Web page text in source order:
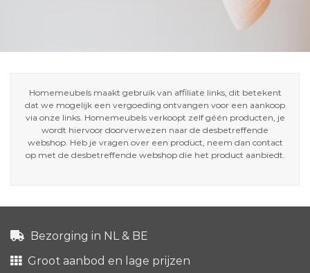
Homemeubels maakt gebruik van affiliate links, dit betekent
dat we mogelijk een vergoeding ontvangen voor een aankoop
via onze links. Homemeubels verkoopt zelf géén producten, je
wordt hiervoor doorverwezen naar de desbetreffende
webshop. Heb je vragen over een product, neem dan contact
op met de desbetreffende webshop die het product aanbiedt.
Bezorging in NL & BE
Groot aanbod en lage prijzen